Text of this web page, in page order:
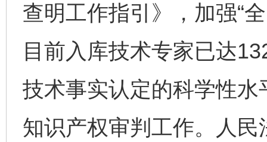
查明工作指引》，加强“
目前入库技术专家已达
技术事实认定的科学性
知识产权审判工作。人